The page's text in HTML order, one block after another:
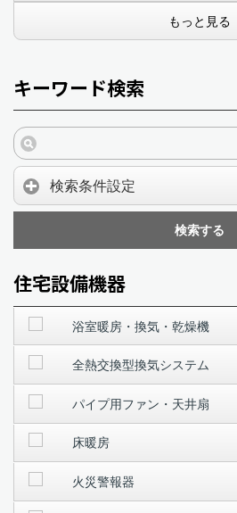
もっと見る
キーワード検索
検索条件設定
検索する
住宅設備機器
浴室暖房・換気・乾燥機
全熱交換型換気システム
パイプ用ファン・天井扇
床暖房
火災警報器